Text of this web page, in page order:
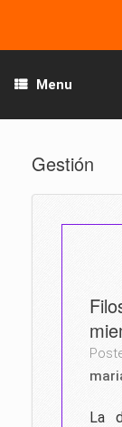
Menu
Gestión
La